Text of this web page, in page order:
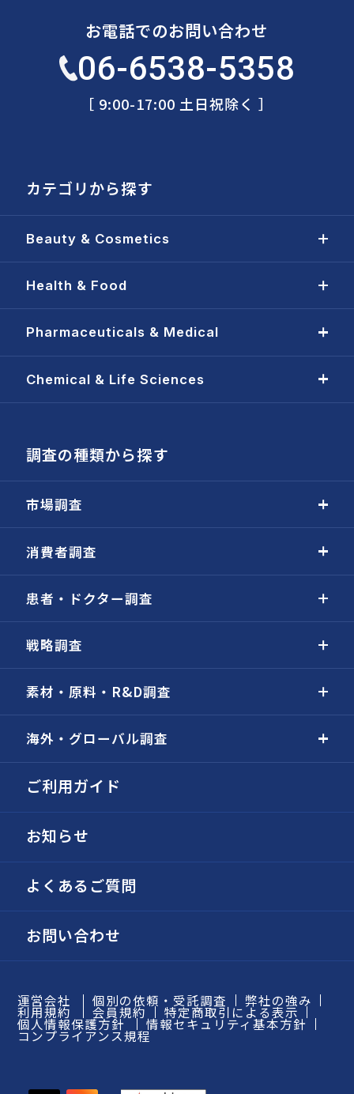
お電話でのお問い合わせ
06-6538-5358
［ 9:00-17:00 土日祝除く ］
カテゴリから探す
Beauty & Cosmetics
Health & Food
Pharmaceuticals & Medical
Chemical & Life Sciences
調査の種類から探す
市場調査
消費者調査
患者・ドクター調査
戦略調査
素材・原料・R&D調査
海外・グローバル調査
ご利用ガイド
お知らせ
よくあるご質問
お問い合わせ
運営会社 個別の依頼・受託調査 弊社の強み
利用規約 会員規約 特定商取引による表示
個人情報保護方針 情報セキュリティ基本方針
コンプライアンス規程